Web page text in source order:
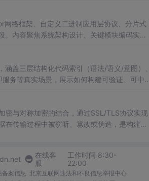
络框架、自定义二进制应用层协议、分片式
内容聚焦系统架构设计、关键模块编码实践
盖三层结构化代码索引（语法/语义/意图）、
务等真实场景，展示如何构建可验证、可中
密与对称加密的结合，通过SSL/TLS协议实现
传输过程中被窃听、篡改或伪造，是构建可
在线客
服
工作时间 8:30-
22:00
备案信息 北京互联网违法和不良信息举报中心